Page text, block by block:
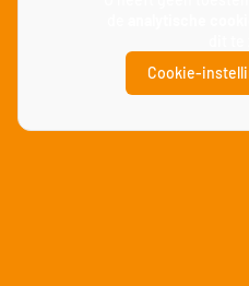
Cookie-